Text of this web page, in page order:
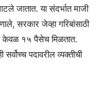
जातात. या संदर्भात माजी
सरकार जेव्हा गरिबांसाठी
केवळ १५ पैसेच मिळतात.
पदावरील व्यक्तीची